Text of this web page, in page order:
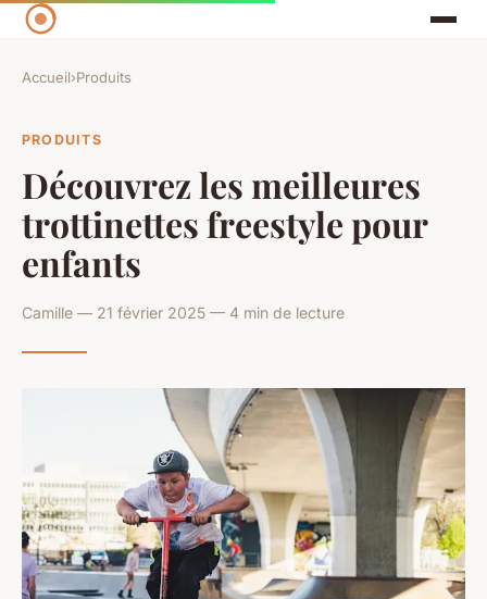
Accueil›Produits
PRODUITS
Découvrez les meilleures
trottinettes freestyle pour
enfants
Camille — 21 février 2025 — 4 min de lecture